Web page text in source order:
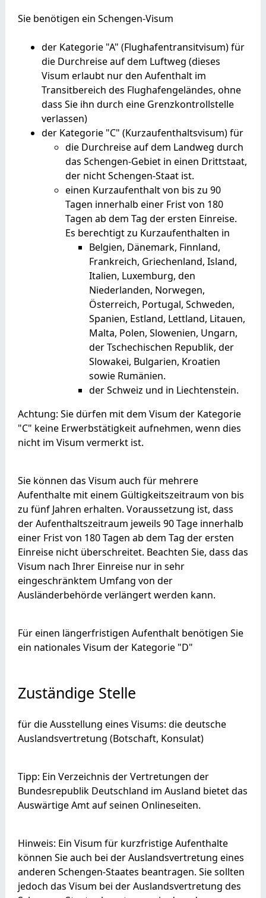
Sie benötigen ein Schengen-Visum
der Kategorie "A" (Flughafentransitvisum) für
die Durchreise auf dem Luftweg (dieses
Visum erlaubt nur den Aufenthalt im
Transitbereich des Flughafengeländes, ohne
dass Sie ihn durch eine Grenzkontrollstelle
verlassen)
der Kategorie "C" (Kurzaufenthaltsvisum) für
die Durchreise auf dem Landweg durch
das Schengen-Gebiet in einen Drittstaat,
der nicht Schengen-Staat ist.
einen Kurzaufenthalt von bis zu 90
Tagen innerhalb einer Frist von 180
Tagen ab dem Tag der ersten Einreise.
Es berechtigt zu Kurzaufenthalten in
Belgien, Dänemark, Finnland,
Frankreich, Griechenland, Island,
Italien, Luxemburg, den
Niederlanden, Norwegen,
Österreich, Portugal, Schweden,
Spanien, Estland, Lettland, Litauen,
Malta, Polen, Slowenien, Ungarn,
der Tschechischen Republik, der
Slowakei, Bulgarien, Kroatien
sowie Rumänien.
der Schweiz und in Liechtenstein.
Achtung: Sie dürfen mit dem Visum der Kategorie
"C" keine Erwerbstätigkeit aufnehmen, wenn dies
nicht im Visum vermerkt ist.
Sie können das Visum auch für mehrere
Aufenthalte mit einem Gültigkeitszeitraum von bis
zu fünf Jahren erhalten. Voraussetzung ist, dass
der Aufenthaltszeitraum jeweils 90 Tage innerhalb
einer Frist von 180 Tagen ab dem Tag der ersten
Einreise nicht überschreitet. Beachten Sie, dass das
Visum nach Ihrer Einreise nur in sehr
eingeschränktem Umfang von der
Ausländerbehörde verlängert werden kann.
Für einen längerfristigen Aufenthalt benötigen Sie
ein nationales Visum der Kategorie "D"
Zuständige Stelle
für die Ausstellung eines Visums: die deutsche
Auslandsvertretung (Botschaft, Konsulat)
Tipp: Ein Verzeichnis der Vertretungen der
Bundesrepublik Deutschland im Ausland bietet das
Auswärtige Amt auf seinen Onlineseiten.
Hinweis: Ein Visum für kurzfristige Aufenthalte
können Sie auch bei der Auslandsvertretung eines
anderen Schengen-Staates beantragen. Sie sollten
jedoch das Visum bei der Auslandsvertretung des